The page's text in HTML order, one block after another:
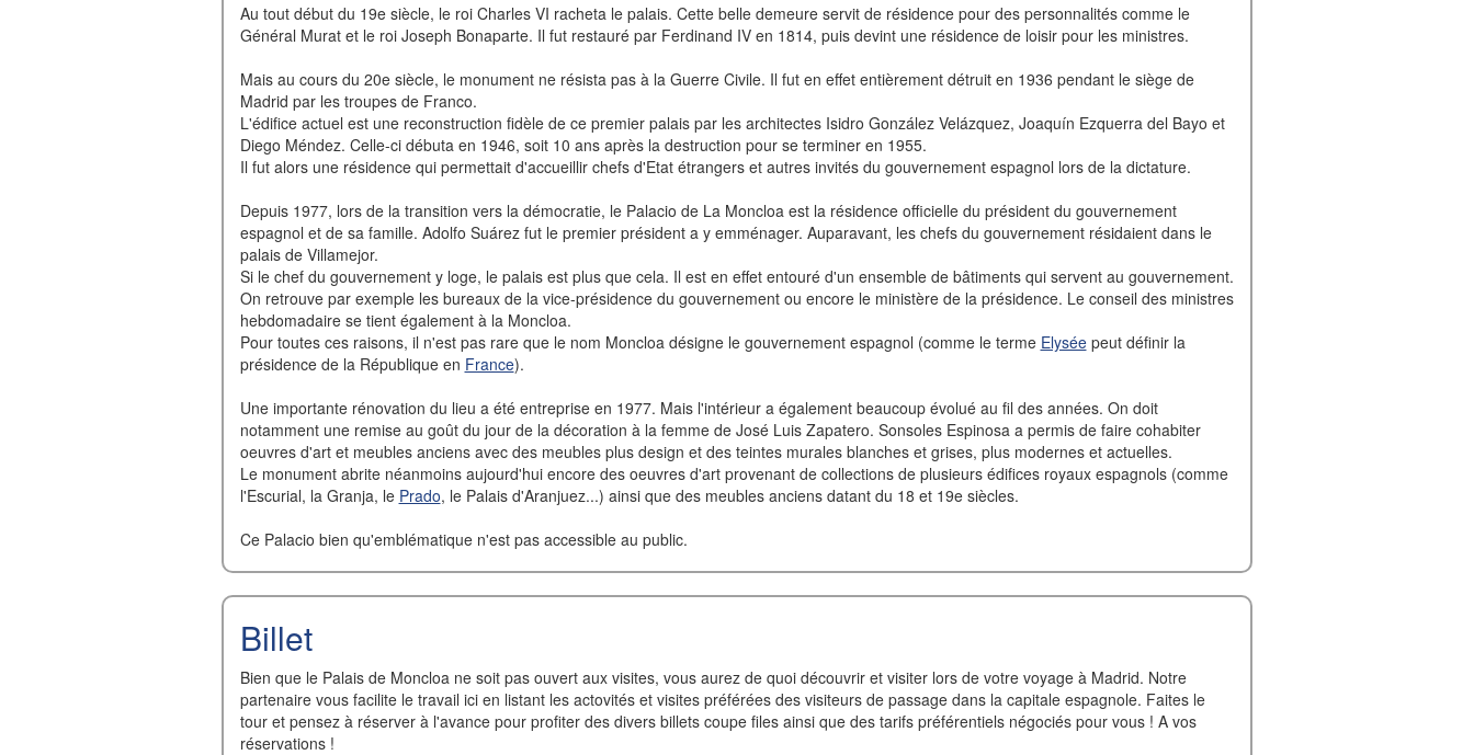
Au tout début du 19e siècle, le roi Charles VI racheta le palais. Cette belle demeure servit de résidence pour des personnalités comme le
Général Murat et le roi Joseph Bonaparte. Il fut restauré par Ferdinand IV en 1814, puis devint une résidence de loisir pour les ministres.
Mais au cours du 20e siècle, le monument ne résista pas à la Guerre Civile. Il fut en effet entièrement détruit en 1936 pendant le siège de
Madrid par les troupes de Franco.
L'édifice actuel est une reconstruction fidèle de ce premier palais par les architectes Isidro González Velázquez, Joaquín Ezquerra del Bayo et
Diego Méndez. Celle-ci débuta en 1946, soit 10 ans après la destruction pour se terminer en 1955.
Il fut alors une résidence qui permettait d'accueillir chefs d'Etat étrangers et autres invités du gouvernement espagnol lors de la dictature.
Depuis 1977, lors de la transition vers la démocratie, le Palacio de La Moncloa est la résidence officielle du président du gouvernement
espagnol et de sa famille. Adolfo Suárez fut le premier président a y emménager. Auparavant, les chefs du gouvernement résidaient dans le
palais de Villamejor.
Si le chef du gouvernement y loge, le palais est plus que cela. Il est en effet entouré d'un ensemble de bâtiments qui servent au gouvernement.
On retrouve par exemple les bureaux de la vice-présidence du gouvernement ou encore le ministère de la présidence. Le conseil des ministres
hebdomadaire se tient également à la Moncloa.
Pour toutes ces raisons, il n'est pas rare que le nom Moncloa désigne le gouvernement espagnol (comme le terme Elyséepeut définir la
présidence de la République en France).
Une importante rénovation du lieu a été entreprise en 1977. Mais l'intérieur a également beaucoup évolué au fil des années. On doit
notamment une remise au goût du jour de la décoration à la femme de José Luis Zapatero. Sonsoles Espinosa a permis de faire cohabiter
oeuvres d'art et meubles anciens avec des meubles plus design et des teintes murales blanches et grises, plus modernes et actuelles.
Le monument abrite néanmoins aujourd'hui encore des oeuvres d'art provenant de collections de plusieurs édifices royaux espagnols (comme
l'Escurial, la Granja, le Prado, le Palais d'Aranjuez...) ainsi que des meubles anciens datant du 18 et 19e siècles.
Ce Palacio bien qu'emblématique n'est pas accessible au public.
Billet
Bien que le Palais de Moncloa ne soit pas ouvert aux visites, vous aurez de quoi découvrir et visiter lors de votre voyage à Madrid. Notre
partenaire vous facilite le travail ici en listant les actovités et visites préférées des visiteurs de passage dans la capitale espagnole. Faites le
tour et pensez à réserver à l'avance pour profiter des divers billets coupe files ainsi que des tarifs préférentiels négociés pour vous ! A vos
réservations !